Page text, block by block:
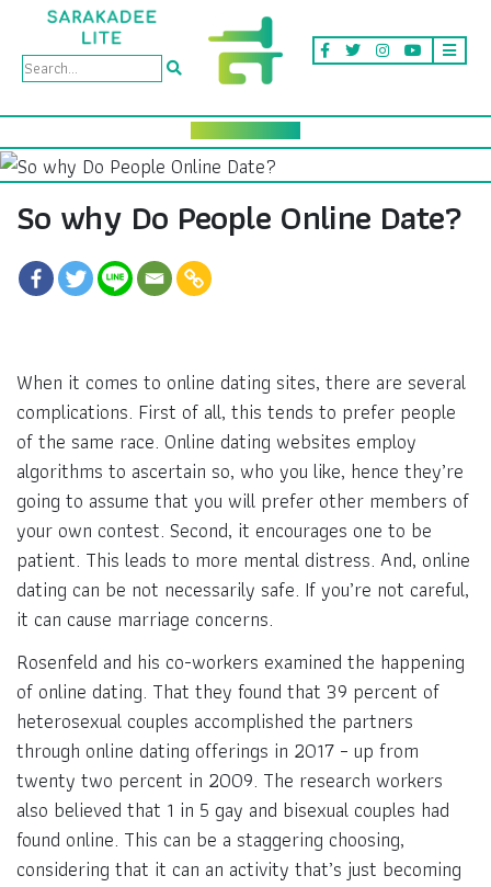
So why Do People Online Date?
When it comes to online dating sites, there are several
complications. First of all, this tends to prefer people
of the same race. Online dating websites employ
algorithms to ascertain so, who you like, hence they’re
going to assume that you will prefer other members of
your own contest. Second, it encourages one to be
patient. This leads to more mental distress. And, online
dating can be not necessarily safe. If you’re not careful,
it can cause marriage concerns.
Rosenfeld and his co-workers examined the happening
of online dating. That they found that 39 percent of
heterosexual couples accomplished the partners
through online dating offerings in 2017 – up from
twenty two percent in 2009. The research workers
also believed that 1 in 5 gay and bisexual couples had
found online. This can be a staggering choosing,
considering that it can an activity that’s just becoming